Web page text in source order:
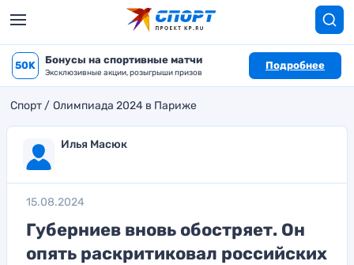
50K Бонусы на спортивные матчи
Эксклюзивные акции, розыгрыши призов
Подробнее
Спорт Олимпиада 2024 в Париже
Илья Масюк
15.08.2024
Губерниев вновь обостряет. Он
опять раскритиковал российских